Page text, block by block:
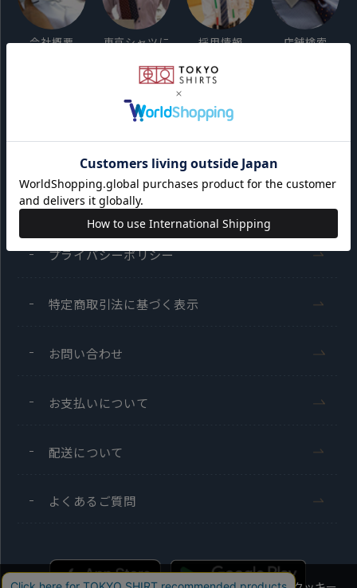
会社概要
東京シャツに
採用情報 店舗検索
ご利用ガイド
サイト利用規約
会員利用規約
プライバシーポリシー
特定商取引法に基づく表示
お問い合わせ
お支払いについて
配送について
よくあるご質問